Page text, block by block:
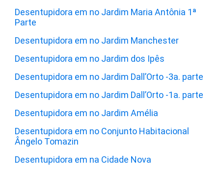
Desentupidora em no Jardim Maria Antônia 1ª
Parte
Desentupidora em no Jardim Manchester
Desentupidora em no Jardim dos Ipês
Desentupidora em no Jardim Dall’Orto -3a. parte
Desentupidora em no Jardim Dall’Orto -1a. parte
Desentupidora em no Jardim Amélia
Desentupidora em no Conjunto Habitacional
Ângelo Tomazin
Desentupidora em na Cidade Nova